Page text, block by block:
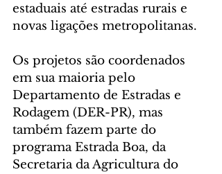
estaduais até estradas rurais e
novas ligações metropolitanas.
Os projetos são coordenados
em sua maioria pelo
Departamento de Estradas e
Rodagem (DER-PR), mas
também fazem parte do
programa Estrada Boa, da
Secretaria da Agricultura do